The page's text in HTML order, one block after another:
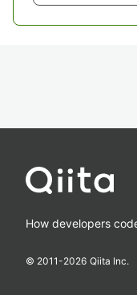
How developers
© 2011-2026 Qiita Inc.